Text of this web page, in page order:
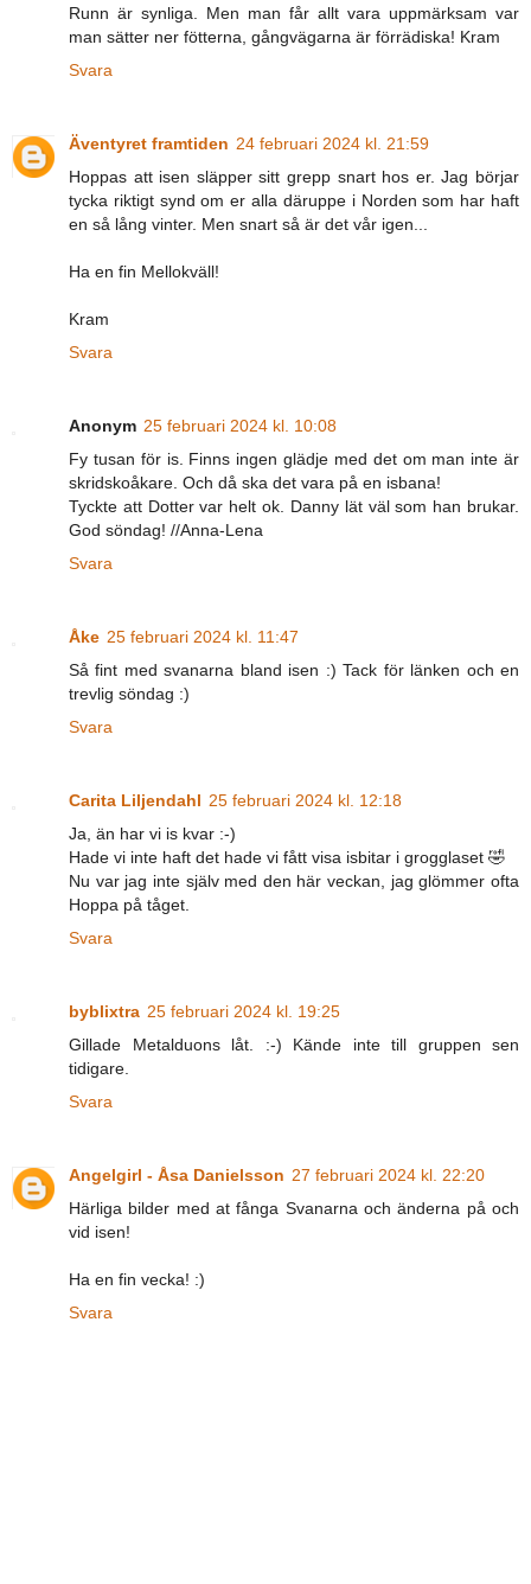
Runn är synliga. Men man får allt vara uppmärksam var
man sätter ner fötterna, gångvägarna är förrädiska! Kram
Svara
Äventyret framtiden 24 februari 2024 kl. 21:59
Hoppas att isen släpper sitt grepp snart hos er. Jag börjar
tycka riktigt synd om er alla däruppe i Norden som har haft
en så lång vinter. Men snart så är det vår igen...
Ha en fin Mellokväll!
Kram
Svara
Anonym 25 februari 2024 kl. 10:08
Fy tusan för is. Finns ingen glädje med det om man inte är
skridskoåkare. Och då ska det vara på en isbana!
Tyckte att Dotter var helt ok. Danny lät väl som han brukar.
God söndag! //Anna-Lena
Svara
Åke 25 februari 2024 kl. 11:47
Så fint med svanarna bland isen :) Tack för länken och en
trevlig söndag :)
Svara
Carita Liljendahl 25 februari 2024 kl. 12:18
Ja, än har vi is kvar :-)
Hade vi inte haft det hade vi fått visa isbitar i grogglaset 🤣
Nu var jag inte själv med den här veckan, jag glömmer ofta
Hoppa på tåget.
Svara
byblixtra 25 februari 2024 kl. 19:25
Gillade Metalduons låt. :-) Kände inte till gruppen sen
tidigare.
Svara
Angelgirl - Åsa Danielsson 27 februari 2024 kl. 22:20
Härliga bilder med at fånga Svanarna och änderna på och
vid isen!
Ha en fin vecka! :)
Svara